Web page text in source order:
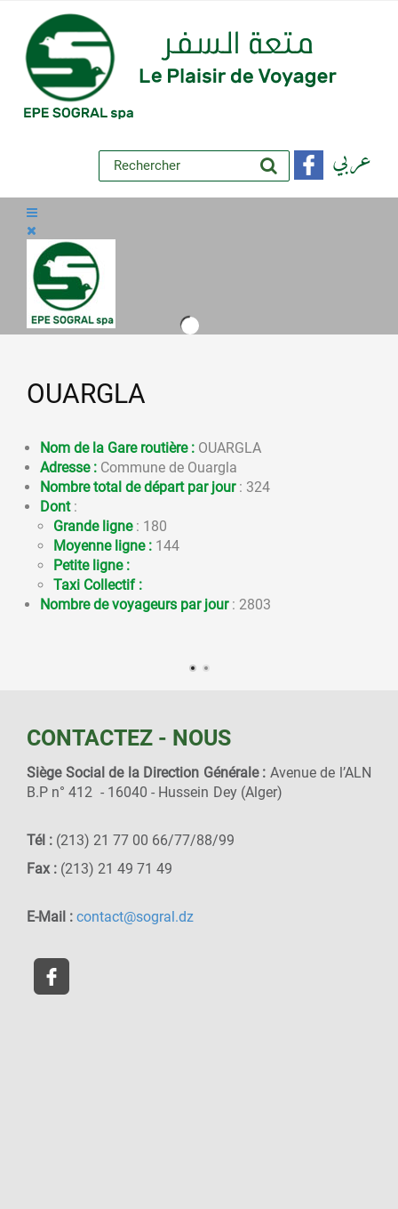
عربي
OUARGLA
Nom de la Gare routière : OUARGLA
Adresse : Commune de Ouargla
Nombre total de départ par jour: 324
Dont :
Grande ligne: 180
Moyenne ligne : 144
Petite ligne :
Taxi Collectif :
Nombre de voyageurs par jour : 2803
CONTACTEZ - NOUS
Siège Social de la Direction Générale : Avenue de l’ALN
B.P n° 412 - 16040 - Hussein Dey (Alger)
Tél : (213) 21 77 00 66/77/88/99
Fax : (213) 21 49 71 49
E-Mail : contact@sogral.dz